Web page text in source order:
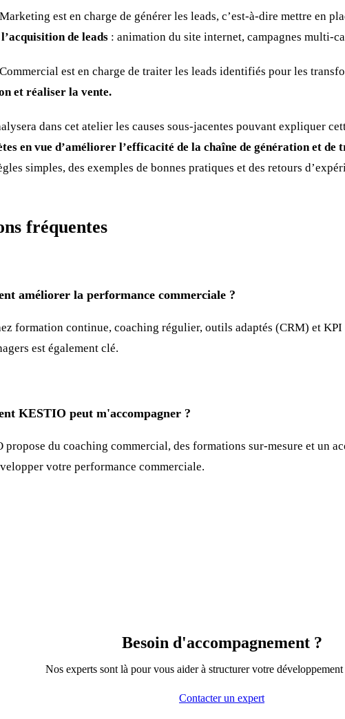
est en charge de générer les leads, c’est-à-dire mettre en
l’acquisition de leads : animation du site internet, campagnes multi-
est en charge de traiter les leads identifiés pour les
et réaliser la vente.
dans cet atelier les causes sous-jacentes pouvant expliquer
en vue d’améliorer l’efficacité de la chaîne de génération et
simples, des exemples de bonnes pratiques et des retours
fréquentes
améliorer la performance commerciale ?
formation continue, coaching régulier, outils adaptés (CRM) et
est également clé.
KESTIO peut m'accompagner ?
propose du coaching commercial, des formations sur-mesure et un
votre performance commerciale.
Besoin d'accompagnement ?
Nos experts sont là pour vous aider à structurer votre
Contacter un expert